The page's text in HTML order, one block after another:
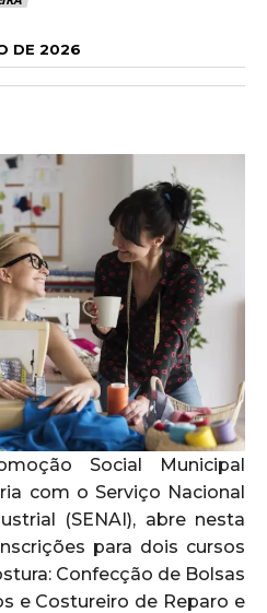
DE 2026
Social Municipal
com o Serviço Nacional
(SENAI), abre nesta
para dois cursos
Confecção de Bolsas
e Costureiro de Reparo e